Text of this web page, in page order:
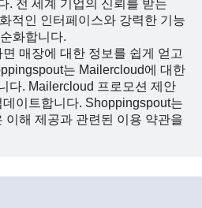
. 전 세계 기업의 신뢰를 받는
적인 인터페이스와 강력한 기능
화합니다.
매장에 대한 정보를 쉽게 얻고
는 Mailercloud에 대한
다. Mailercloud 프로모션 제안
이트합니다. Shoppingspout는
이해 제공과 관련된 이용 약관을